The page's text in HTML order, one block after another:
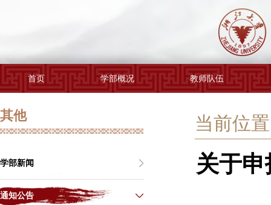
首页 学部概况 教师队伍
其他
学部新闻
通知公告
当前位
关于